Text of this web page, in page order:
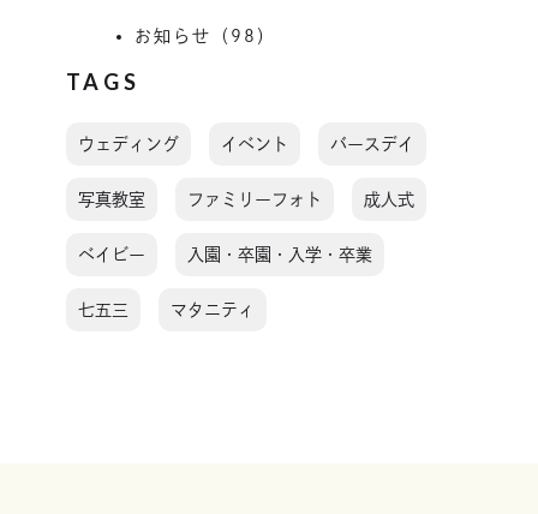
お知らせ（98）
TAGS
ウェディング イベント バースデイ
写真教室 ファミリーフォト 成人式
ベイビー 入園・卒園・入学・卒業
七五三 マタニティ